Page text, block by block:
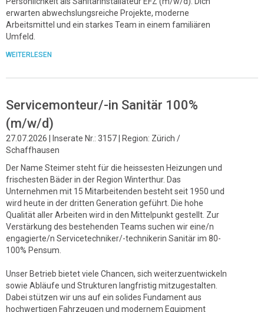
erwarten abwechslungsreiche Projekte, moderne
Arbeitsmittel und ein starkes Team in einem familiären
Umfeld.
WEITERLESEN
Servicemonteur/-in Sanitär 100%
(m/w/d)
27.07.2026 | Inserate Nr.: 3157 | Region: Zürich /
Schaffhausen
Der Name Steimer steht für die heissesten Heizungen und
frischesten Bäder in der Region Winterthur. Das
Unternehmen mit 15 Mitarbeitenden besteht seit 1950 und
wird heute in der dritten Generation geführt. Die hohe
Qualität aller Arbeiten wird in den Mittelpunkt gestellt. Zur
Verstärkung des bestehenden Teams suchen wir eine/n
engagierte/n Servicetechniker/-technikerin Sanitär im 80-
100% Pensum.
Unser Betrieb bietet viele Chancen, sich weiterzuentwickeln
sowie Abläufe und Strukturen langfristig mitzugestalten.
Dabei stützen wir uns auf ein solides Fundament aus
hochwertigen Fahrzeugen und modernem Equipment